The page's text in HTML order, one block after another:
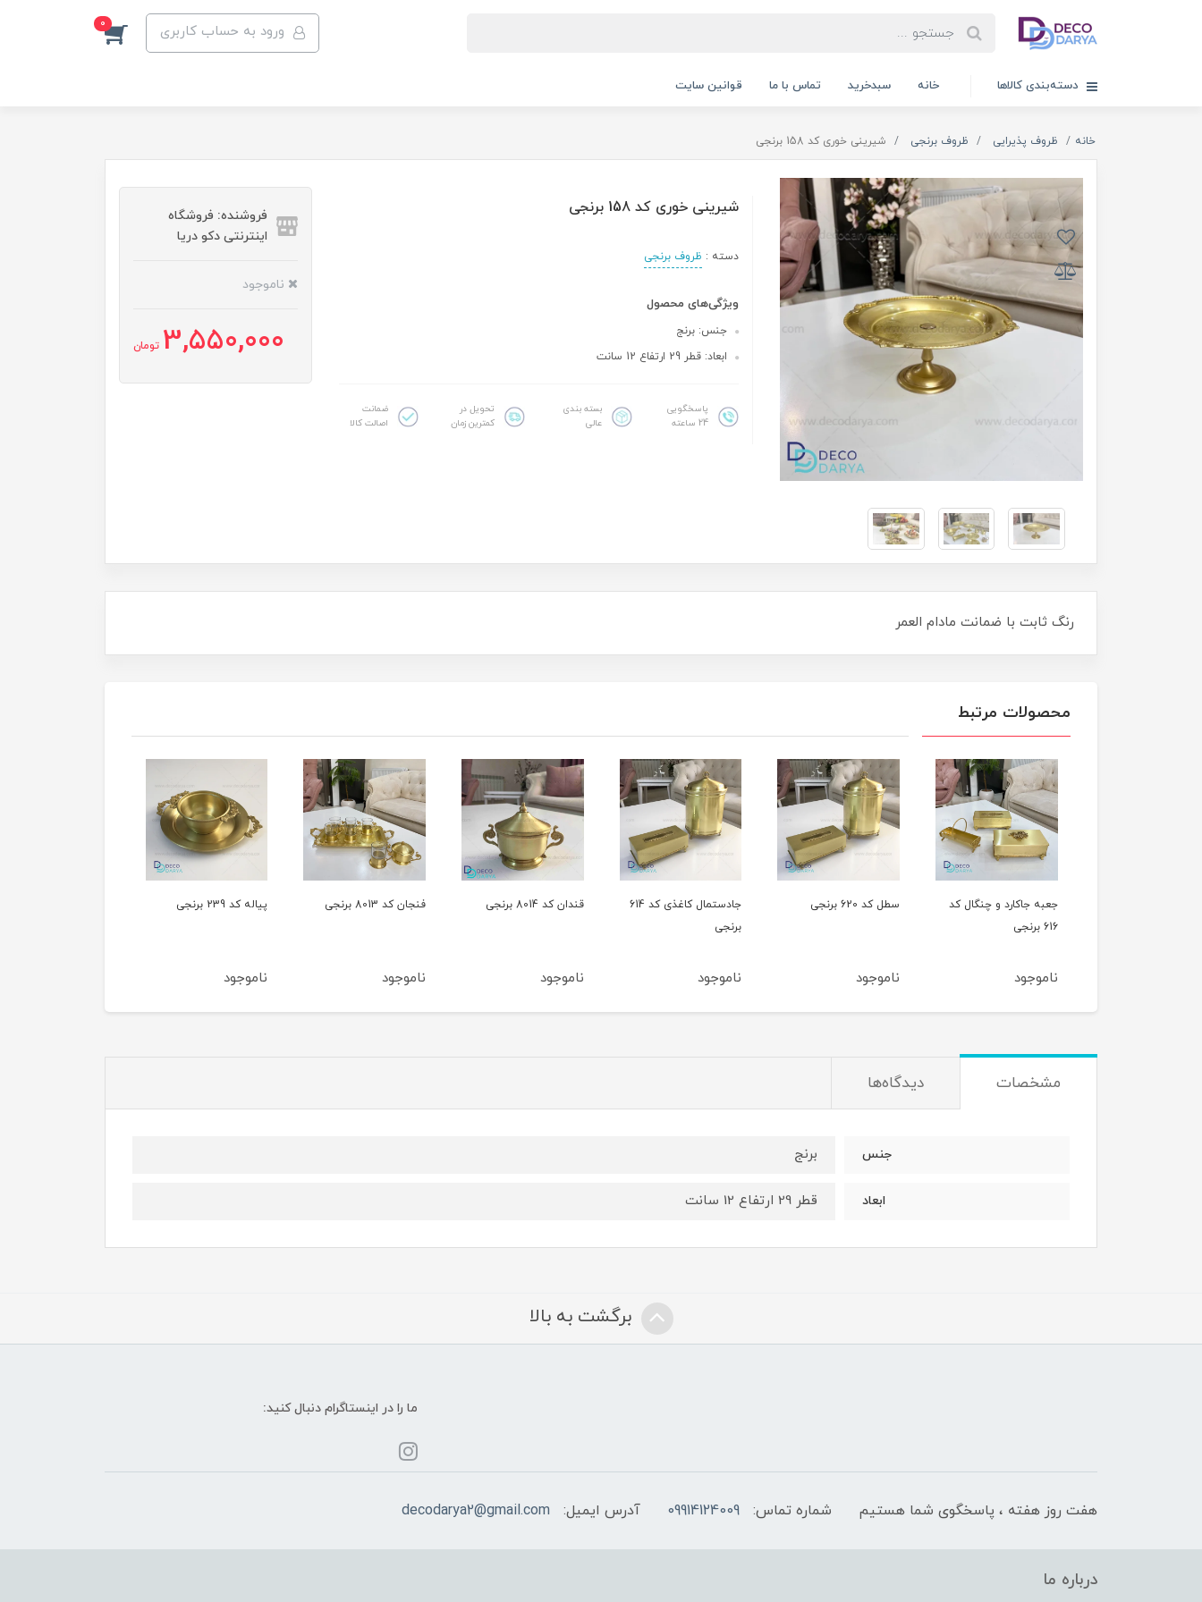
ورود به حساب کاربری 0
دسته‌بندی کالاها خانه سبدخرید تماس با ما قوانین سایت
خانه ظروف پذیرایی ظروف برنجی شیرینی خوری کد 158 برنجی
شیرینی خوری کد 158 برنجی
دسته : ظروف برنجی
ویژگی‌های محصول
جنس: برنج
ابعاد: قطر 29 ارتفاع 12 سانت
پاسخگویی
24 ساعته
بسته بندی
عالی
تحویل در
کمترین زمان
ضمانت
اصالت کالا
فروشنده: فروشگاه
اینترنتی دکو دریا
ناموجود
3,550,000 تومان
رنگ ثابت با ضمانت مادام العمر
محصولات مرتبط
سطل کد 620 برنجی
ناموجود
قندان کد 8014 برنجی
ناموجود
فنجان کد 8013 برنجی پیاله کد 239 برنجی
ناموجود ناموجود
مشخصات دیدگاه‌ها
جنس برنج
ابعاد قطر 29 ارتفاع 12 سانت
برگشت به بالا
ما را در اینستاگرام دنبال کنید:
هفت روز هفته ، پاسخگوی شما هستیم شماره تماس: 09914124009 آدرس ایمیل: decodarya2@gmail.com
درباره ما